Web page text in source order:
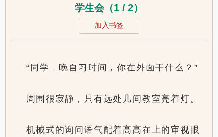
学生会（1 / 2）
加入书签
“同学，晚自习时间，你在外面干什么？”
周围很寂静，只有远处几间教室亮着灯。
机械式的询问语气配着高高在上的审视眼